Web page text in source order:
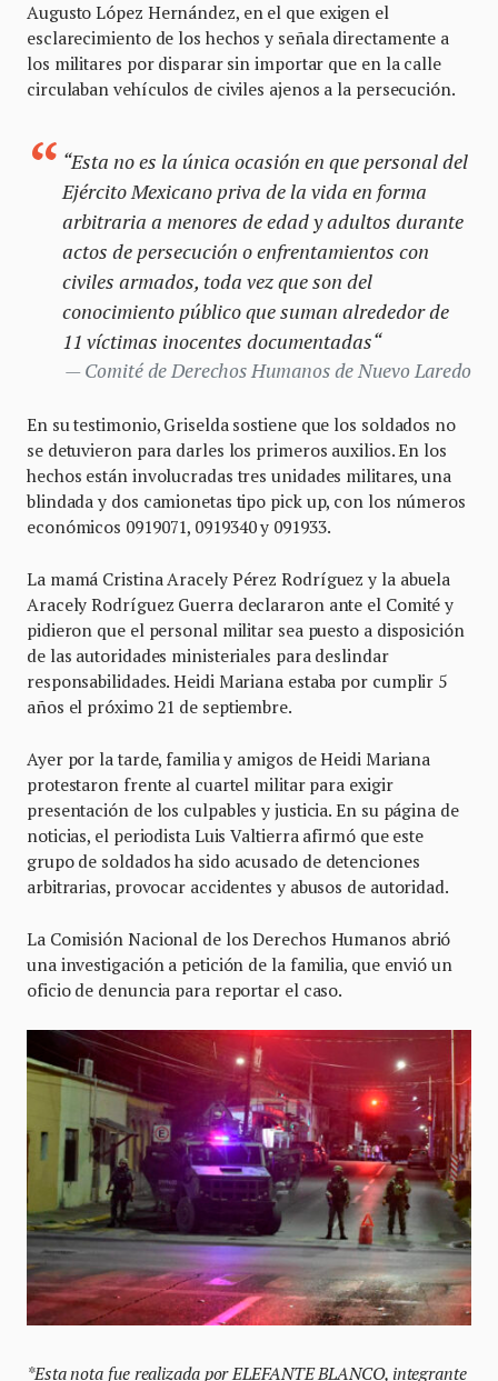
Augusto López Hernández, en el que exigen el
esclarecimiento de los hechos y señala directamente a
los militares por disparar sin importar que en la calle
circulaban vehículos de civiles ajenos a la persecución.
“Esta no es la única ocasión en que personal del
Ejército Mexicano priva de la vida en forma
arbitraria a menores de edad y adultos durante
actos de persecución o enfrentamientos con
civiles armados, toda vez que son del
conocimiento público que suman alrededor de
11 víctimas inocentes documentadas“
Comité de Derechos Humanos de Nuevo Laredo
En su testimonio, Griselda sostiene que los soldados no
se detuvieron para darles los primeros auxilios. En los
hechos están involucradas tres unidades militares, una
blindada y dos camionetas tipo pick up, con los números
económicos 0919071, 0919340 y 091933.
La mamá Cristina Aracely Pérez Rodríguez y la abuela
Aracely Rodríguez Guerra declararon ante el Comité y
pidieron que el personal militar sea puesto a disposición
de las autoridades ministeriales para deslindar
responsabilidades. Heidi Mariana estaba por cumplir 5
años el próximo 21 de septiembre.
Ayer por la tarde, familia y amigos de Heidi Mariana
protestaron frente al cuartel militar para exigir
presentación de los culpables y justicia. En su página de
noticias, el periodista Luis Valtierra afirmó que este
grupo de soldados ha sido acusado de detenciones
arbitrarias, provocar accidentes y abusos de autoridad.
La Comisión Nacional de los Derechos Humanos abrió
una investigación a petición de la familia, que envió un
oficio de denuncia para reportar el caso.
*Esta nota fue realizada por ELEFANTE BLANCO, integrante